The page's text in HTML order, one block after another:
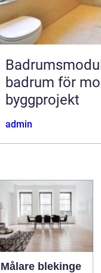
Badrumsmodul
badrum för
byggprojekt
admin
Målare blekinge